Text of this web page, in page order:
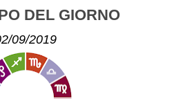
DEL GIORNO
09/2019